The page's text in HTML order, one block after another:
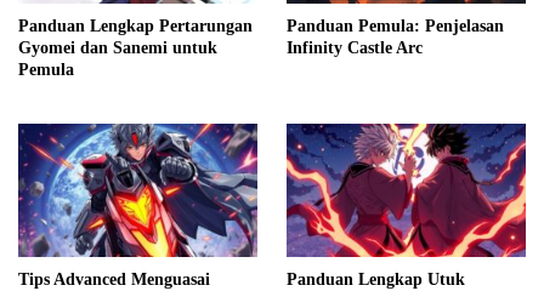
Panduan Lengkap Pertarungan
Gyomei dan Sanemi untuk
Pemula
Panduan Pemula: Penjelasan
Infinity Castle Arc
Tips Advanced Menguasai
Panduan Lengkap Utuk